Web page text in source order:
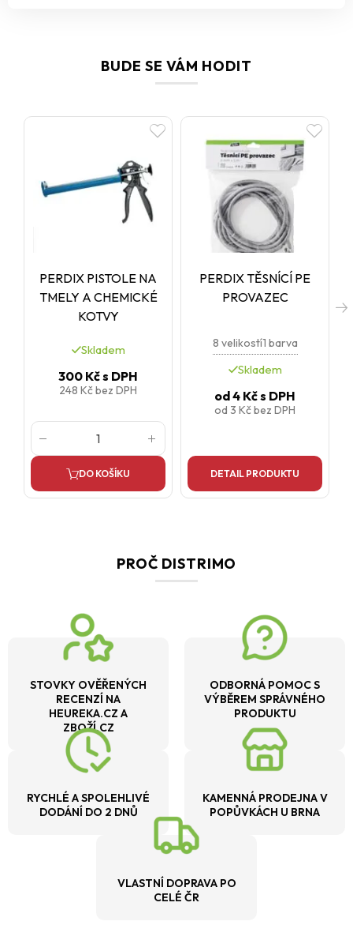
BUDE SE VÁM HODIT
PERDIX PISTOLE NA
TMELY A CHEMICKÉ
KOTVY
Skladem
300 Kčs DPH
248 Kčbez DPH
DO KOŠÍKU
PERDIX TĚSNÍCÍ PE
PROVAZEC
8 velikostí1 barva
Skladem
od4 Kčs DPH
od 3 Kčbez DPH
DETAIL PRODUKTU
PROČ DISTRIMO
STOVKY OVĚŘENÝCH
RECENZÍ NA
HEUREKA.CZ A
ZBOŽÍ.CZ
ODBORNÁ POMOC S
VÝBĚREM SPRÁVNÉHO
PRODUKTU
RYCHLÉ A SPOLEHLIVÉ
DODÁNÍ DO 2 DNŮ
KAMENNÁ PRODEJNA V
POPŮVKÁCH U BRNA
VLASTNÍ DOPRAVA PO
CELÉ ČR